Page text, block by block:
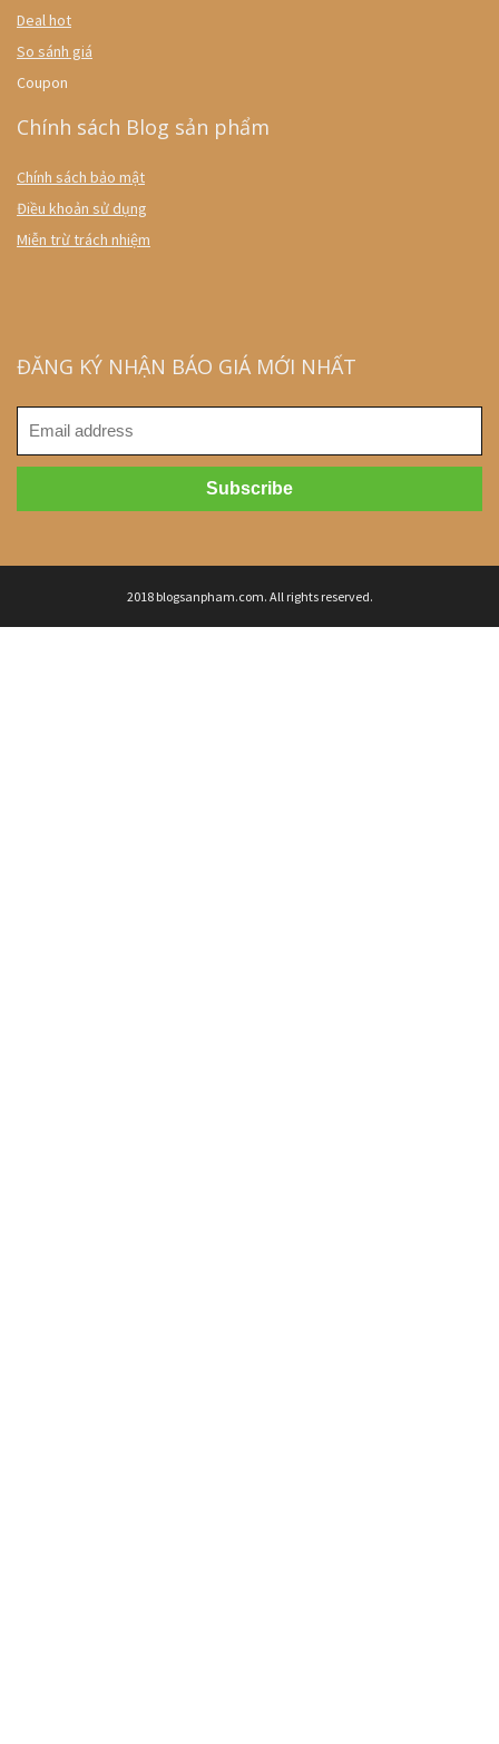
Deal hot
So sánh giá
Coupon
Chính sách Blog sản phẩm
Chính sách bảo mật
Điều khoản sử dụng
Miễn trừ trách nhiệm
ĐĂNG KÝ NHẬN BÁO GIÁ MỚI NHẤT
2018 blogsanpham.com. All rights reserved.